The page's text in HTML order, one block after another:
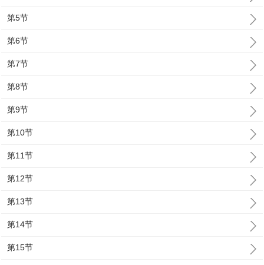
第5节
第6节
第7节
第8节
第9节
第10节
第11节
第12节
第13节
第14节
第15节